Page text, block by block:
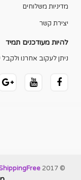
מדיניות משלוחים
יצירת קשר
להיות מעודכנים תמיד
ניתן לעקוב אחרנו
© 2017